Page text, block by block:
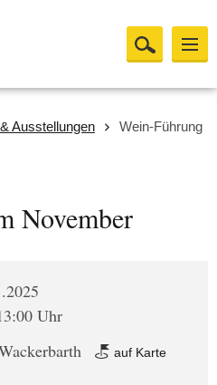
Ausstellungen
Wein-Führung
November
Uhr
auf Karte